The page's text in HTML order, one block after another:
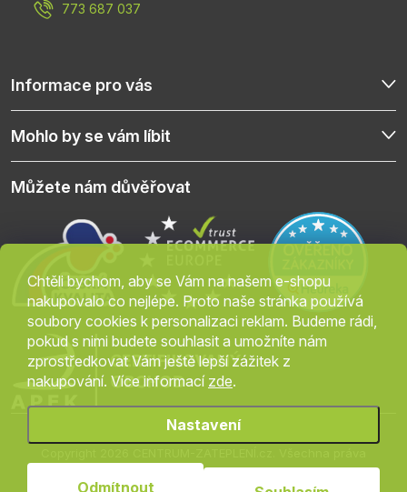
Chtěli bychom, aby se Vám na našem e-shopu
nakupovalo co nejlépe. Proto naše stránka používá
soubory cookies k personalizaci reklam. Budeme rádi,
pokud s nimi budete souhlasit a umožníte nám
zprostředkovat Vám ještě lepší zážitek z
nakupování. Více informací zde.
Nastavení
Odmítnout
773 687 037
Informace pro vás
Mohlo by se vám líbit
Můžete nám důvěřovat
Upravit nastavení cookies